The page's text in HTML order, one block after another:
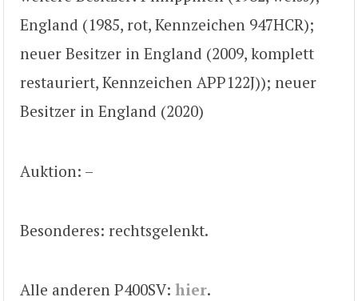
England (1985, rot, Kennzeichen 947HCR);
neuer Besitzer in England (2009, komplett
restauriert, Kennzeichen APP122J)); neuer
Besitzer in England (2020)
Auktion: –
Besonderes: rechtsgelenkt.
Alle anderen P400SV: hier.